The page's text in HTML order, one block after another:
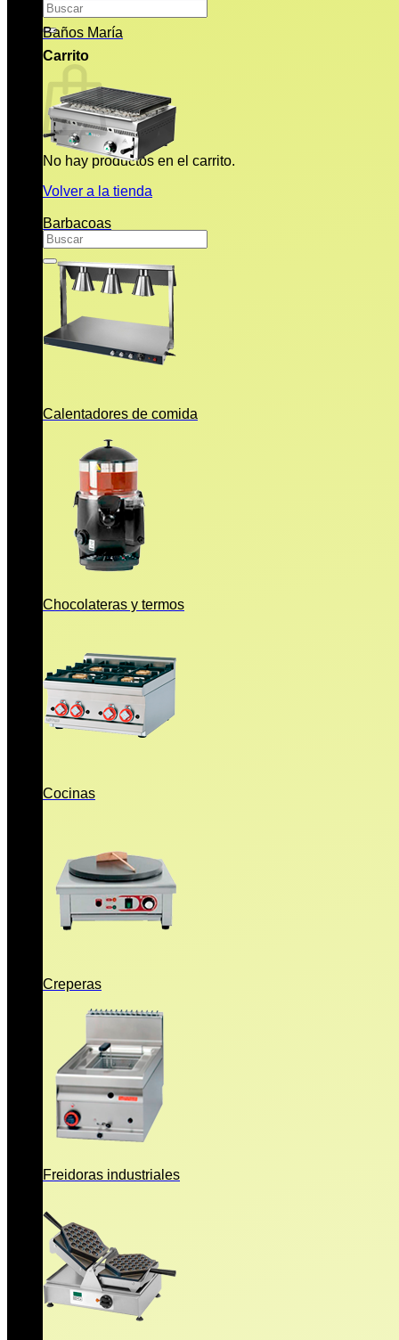
Buscar
por:
Carrito
No hay productos en el carrito.
Volver a la tienda
Buscar
por:
Baños María
Barbacoas
Calentadores de comida
Chocolateras y termos
Cocinas
Creperas
Freidoras industriales